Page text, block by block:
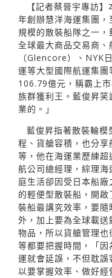
【記者蔡晉宇專訪
年創辦慧洋海運集團
規模的散裝船隊之一
全球最大商品交易商
（Glencore）、NYK
運等大型國際航運集
106.79億元，稱霸上
族群獲利王。藍俊昇
業的。」
藍俊昇指著散裝輪模
程、貨艙容積，也分
等，他在海運業歷練
航公司總經理，綜理
庭生活卻因受日本船
的輕便型散裝船，開
裝船最講究效率，要
外，加上要為全球載
物品，所以貨艙管理
等都要把握時間，「
運就會延誤，不但耽
以要掌握效率、做好經